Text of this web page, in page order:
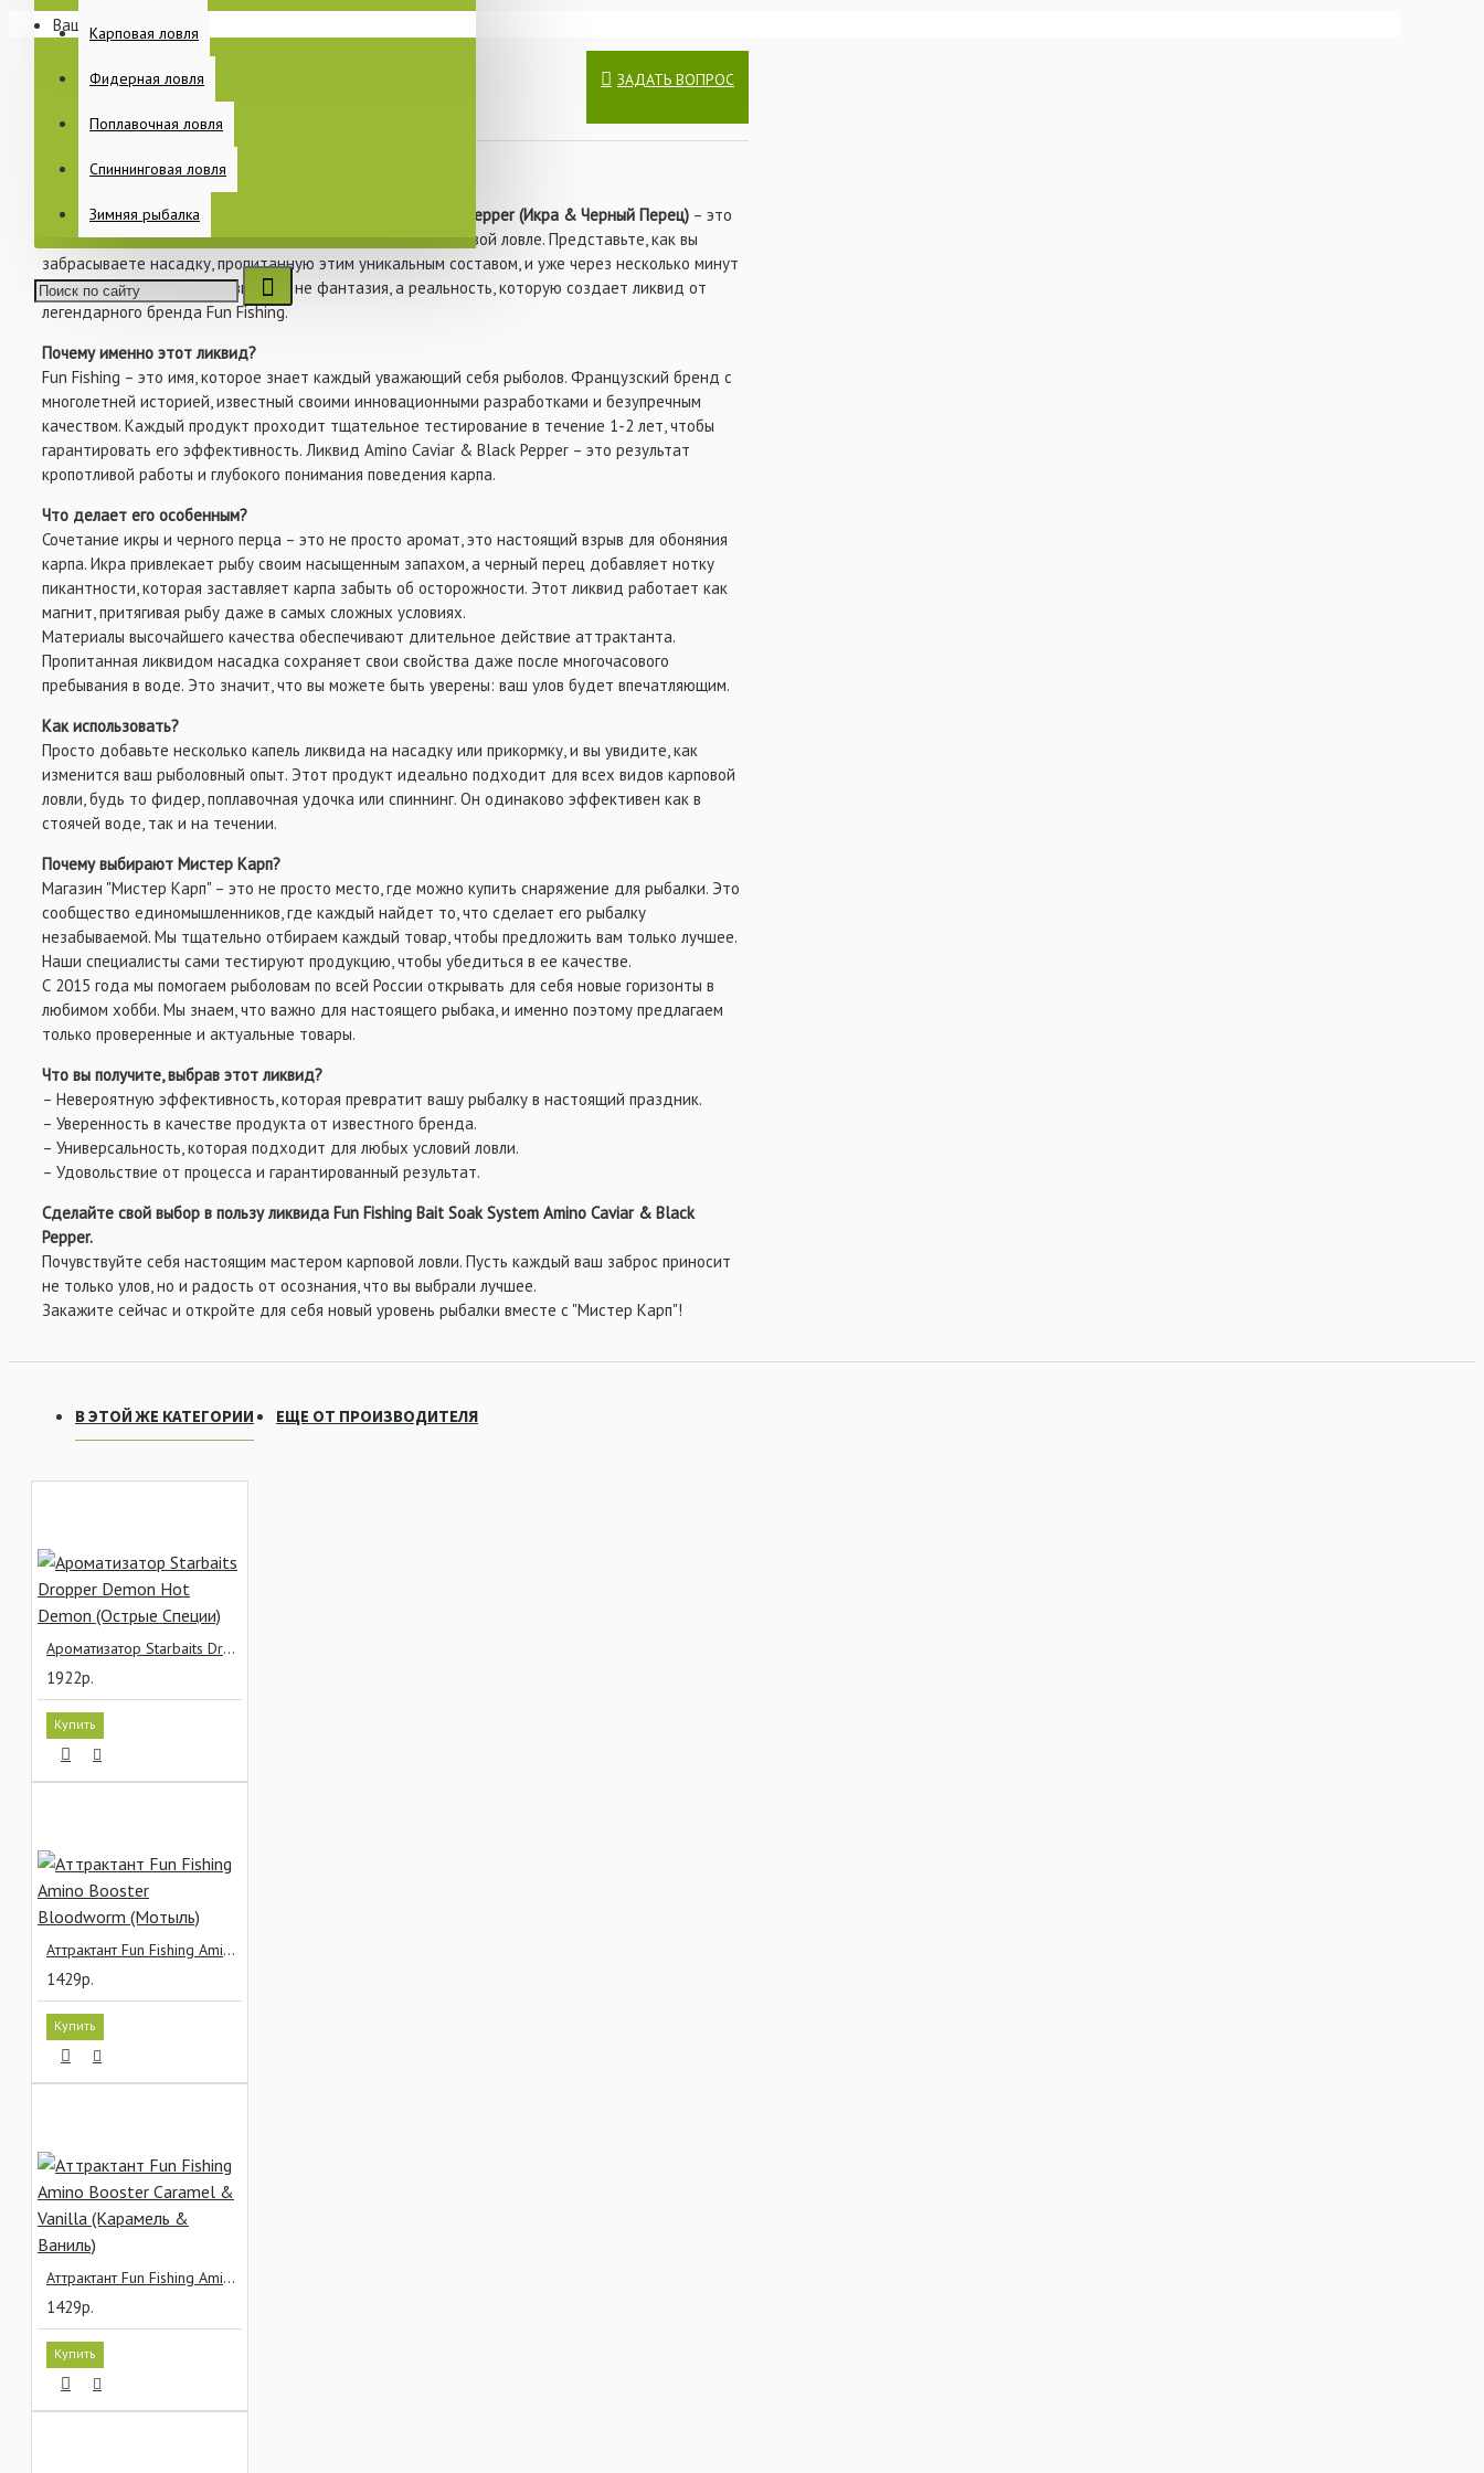
Раскладушки
ПИТАНИЕ
КАТУШКИ
БЫТ НА РЫБАЛКЕ
ВСЁ ДЛЯ ОСНАСТОК
Карповая ловля
Фидерная ловля
Поплавочная ловля
Спиннинговая ловля
Зимняя рыбалка
Ваша корзина пуста!
- Рекомендуемый уровень включения: 50-100 мл / 1 кг сухой смеси
ЗАДАТЬ ВОПРОС
В закладки В сравнение
Ликвид Fun Fishing Bait Soak System Amino Caviar & Black Pepper (Икра & Черный Перец) – это
не просто аттрактант, а настоящий ключ к успеху в карповой ловле. Представьте, как вы
забрасываете насадку, пропитанную этим уникальным составом, и уже через несколько минут
чувствуете мощную поклевку. Это не фантазия, а реальность, которую создает ликвид от
легендарного бренда Fun Fishing.
Почему именно этот ликвид?
Fun Fishing – это имя, которое знает каждый уважающий себя рыболов. Французский бренд с
многолетней историей, известный своими инновационными разработками и безупречным
качеством. Каждый продукт проходит тщательное тестирование в течение 1-2 лет, чтобы
гарантировать его эффективность. Ликвид Amino Caviar & Black Pepper – это результат
кропотливой работы и глубокого понимания поведения карпа.
Что делает его особенным?
Сочетание икры и черного перца – это не просто аромат, это настоящий взрыв для обоняния
карпа. Икра привлекает рыбу своим насыщенным запахом, а черный перец добавляет нотку
пикантности, которая заставляет карпа забыть об осторожности. Этот ликвид работает как
магнит, притягивая рыбу даже в самых сложных условиях.
Материалы высочайшего качества обеспечивают длительное действие аттрактанта.
Пропитанная ликвидом насадка сохраняет свои свойства даже после многочасового
пребывания в воде. Это значит, что вы можете быть уверены: ваш улов будет впечатляющим.
Как использовать?
Просто добавьте несколько капель ликвида на насадку или прикормку, и вы увидите, как
изменится ваш рыболовный опыт. Этот продукт идеально подходит для всех видов карповой
ловли, будь то фидер, поплавочная удочка или спиннинг. Он одинаково эффективен как в
стоячей воде, так и на течении.
Почему выбирают Мистер Карп?
Магазин "Мистер Карп" – это не просто место, где можно купить снаряжение для рыбалки. Это
сообщество единомышленников, где каждый найдет то, что сделает его рыбалку
незабываемой. Мы тщательно отбираем каждый товар, чтобы предложить вам только лучшее.
Наши специалисты сами тестируют продукцию, чтобы убедиться в ее качестве.
С 2015 года мы помогаем рыболовам по всей России открывать для себя новые горизонты в
любимом хобби. Мы знаем, что важно для настоящего рыбака, и именно поэтому предлагаем
только проверенные и актуальные товары.
Что вы получите, выбрав этот ликвид?
– Невероятную эффективность, которая превратит вашу рыбалку в настоящий праздник.
– Уверенность в качестве продукта от известного бренда.
– Универсальность, которая подходит для любых условий ловли.
– Удовольствие от процесса и гарантированный результат.
Сделайте свой выбор в пользу ликвида Fun Fishing Bait Soak System Amino Caviar & Black
Pepper.
Почувствуйте себя настоящим мастером карповой ловли. Пусть каждый ваш заброс приносит
не только улов, но и радость от осознания, что вы выбрали лучшее.
Закажите сейчас и откройте для себя новый уровень рыбалки вместе с "Мистер Карп"!
В ЭТОЙ ЖЕ КАТЕГОРИИ ЕЩЕ ОТ ПРОИЗВОДИТЕЛЯ
Ароматизатор Starbaits Dropper Demon Hot Demon (Острые Специи)
1922р.
Купить
Аттрактант Fun Fishing Amino Booster Bloodworm (Мотыль)
1429р.
Купить
Аттрактант Fun Fishing Amino Booster Caramel & Vanilla (Карамель & Ваниль)
1429р.
Купить